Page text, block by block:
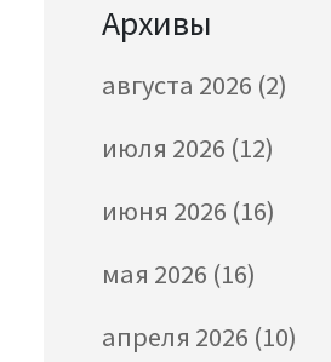
Архивы
августа 2026 (2)
июля 2026 (12)
июня 2026 (16)
мая 2026 (16)
апреля 2026 (10)